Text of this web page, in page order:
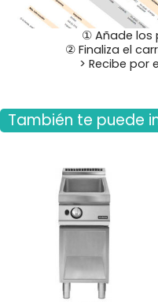
① Añade los
② Finaliza el
> Recibe por
También te puede